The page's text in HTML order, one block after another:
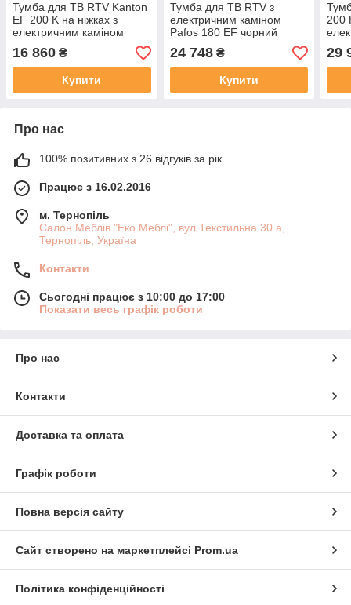
Тумба для ТВ RTV Kanton
EF 200 K на ніжках з
електричним каміном
кашемір,вотан,горіх Cama
meble
16 860 ₴
Купити
Тумба для ТВ RTV з
електричним каміном
Pafos 180 EF чорний
матовий Cama meble
24 748₴
Купити
200
29
Про нас
100% позитивних з 26 відгуків за рік
Працює з 16.02.2016
м. Тернопіль
Салон Меблів "Еко Меблі", вул.Текстильна 30 а,
Тернопіль, Україна
Контакти
Сьогодні працює з 10:00 до 17:00
Показати весь графік роботи
Про нас
Контакти
Доставка та оплата
Графік роботи
Повна версія сайту
Сайт створено на маркетплейсі Prom.ua
Політика конфіденційності